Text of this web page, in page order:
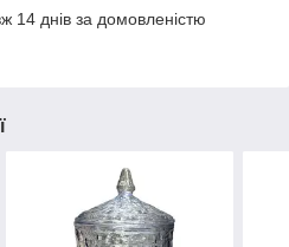
14 днів за домовленістю